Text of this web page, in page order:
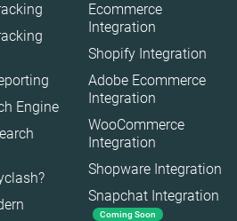
Natur
Politik
Reisen
Sport
Technologie
Tiere
Wissenschaft
Engine
Ecommerce
Integration
Shopify Integration
Adobe Ecommerce
Integration
WooCommerce
Integration
Shopware Integration
Snapchat Integration
Coming Soon